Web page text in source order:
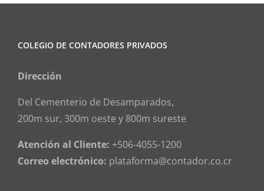
COLEGIO DE CONTADORES PRIVADOS
Dirección
Del Cementerio de Desamparados,
200m sur, 300m oeste y 800m sureste
Atención al Cliente: +506-4055-1200
Correo electrónico: plataforma@contador.co.cr